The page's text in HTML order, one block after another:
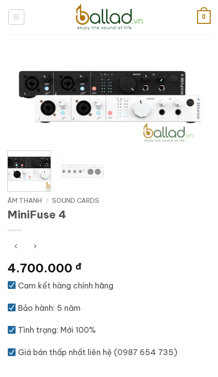
qua
0
ÂM THANH / SOUND CARDS
MiniFuse 4
4.700.000 đ
Cam kết hàng chính hãng
Bảo hành: 5 năm
Tình trạng: Mới 100%
Giá bán thấp nhất liên hệ (0987 654 735)